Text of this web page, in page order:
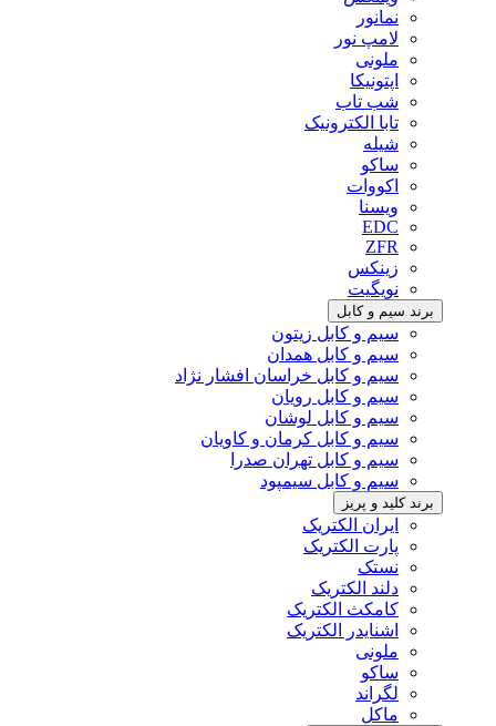
نمانور
لامپ نور
ملونی
اپتونیکا
شب تاب
تابا الکترونیک
شیله
ساکو
اکووات
ویسنا
EDC
ZFR
زینکس
نویگیت
برند سیم و کابل
سیم و کابل زیتون
سیم و کابل همدان
سیم و کابل خراسان افشار نژاد
سیم و کابل رویان
سیم و کابل لوشان
سیم و کابل کرمان و کاویان
سیم و کابل تهران صدرا
سیم و کابل سیمپود
برند کلید و پریز
ایران الکتریک
پارت الکتریک
نستک
دلند الکتریک
کامکث الکتریک
اشنایدر الکتریک
ملونی
ساکو
لگراند
ماکل